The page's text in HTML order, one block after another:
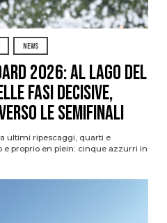
NEWS
2026: al Lago del
fasi decisive,
le semifinali
ultimi ripescaggi, quarti e
e proprio en plein: cinque azzurri in